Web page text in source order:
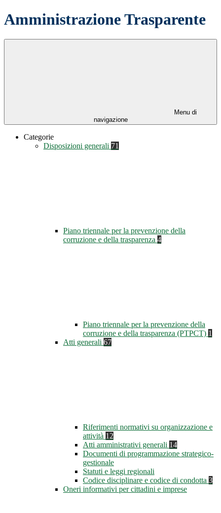
Amministrazione Trasparente
Menu di
navigazione
Categorie
Disposizioni generali 71
Piano triennale per la prevenzione della
corruzione e della trasparenza 4
Piano triennale per la prevenzione della
corruzione e della trasparenza (PTPCT) 1
Atti generali 67
Riferimenti normativi su organizzazione e
attività 12
Atti amministrativi generali 14
Documenti di programmazione strategico-
gestionale
Statuti e leggi regionali
Codice disciplinare e codice di condotta 3
Oneri informativi per cittadini e imprese